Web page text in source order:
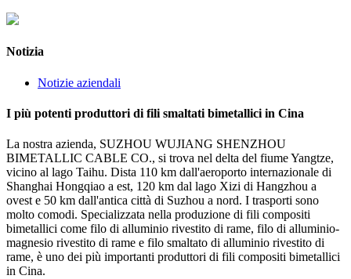
Notizia
Notizie aziendali
I più potenti produttori di fili smaltati bimetallici in Cina
La nostra azienda, SUZHOU WUJIANG SHENZHOU
BIMETALLIC CABLE CO., si trova nel delta del fiume Yangtze,
vicino al lago Taihu. Dista 110 km dall'aeroporto internazionale di
Shanghai Hongqiao a est, 120 km dal lago Xizi di Hangzhou a
ovest e 50 km dall'antica città di Suzhou a nord. I trasporti sono
molto comodi. Specializzata nella produzione di fili compositi
bimetallici come filo di alluminio rivestito di rame, filo di alluminio-
magnesio rivestito di rame e filo smaltato di alluminio rivestito di
rame, è uno dei più importanti produttori di fili compositi bimetallici
in Cina.